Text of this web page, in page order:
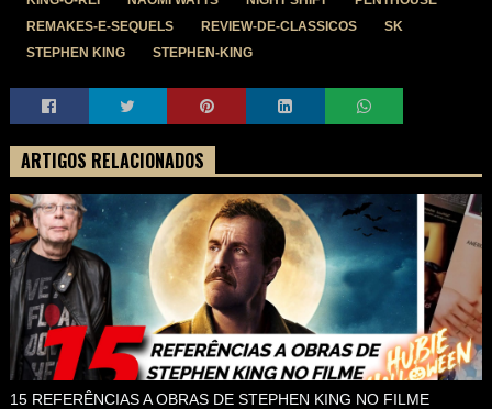
REMAKES-E-SEQUELS
REVIEW-DE-CLASSICOS
SK
STEPHEN KING
STEPHEN-KING
ARTIGOS RELACIONADOS
15 REFERÊNCIAS A OBRAS DE STEPHEN KING NO FILME